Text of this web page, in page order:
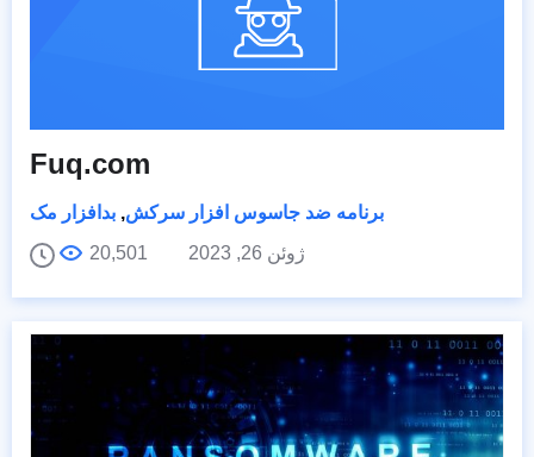
Fuq.com
برنامه ضد جاسوس افزار سرکش, بدافزار مک
ژوئن 26, 2023
20,501